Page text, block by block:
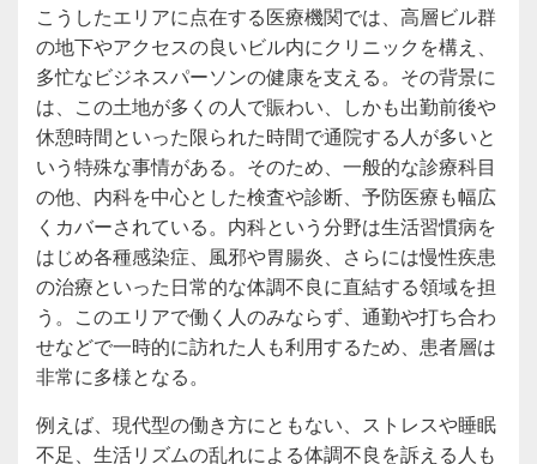
こうしたエリアに点在する医療機関では、高層ビル群
の地下やアクセスの良いビル内にクリニックを構え、
多忙なビジネスパーソンの健康を支える。その背景に
は、この土地が多くの人で賑わい、しかも出勤前後や
休憩時間といった限られた時間で通院する人が多いと
いう特殊な事情がある。そのため、一般的な診療科目
の他、内科を中心とした検査や診断、予防医療も幅広
くカバーされている。内科という分野は生活習慣病を
はじめ各種感染症、風邪や胃腸炎、さらには慢性疾患
の治療といった日常的な体調不良に直結する領域を担
う。このエリアで働く人のみならず、通勤や打ち合わ
せなどで一時的に訪れた人も利用するため、患者層は
非常に多様となる。
例えば、現代型の働き方にともない、ストレスや睡眠
不足、生活リズムの乱れによる体調不良を訴える人も